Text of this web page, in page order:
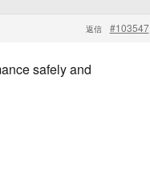
#103547
返信
safely and